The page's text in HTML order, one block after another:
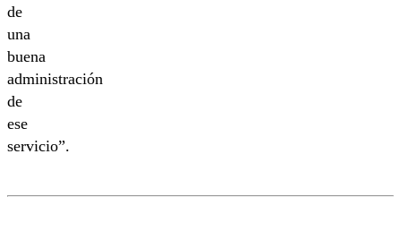
de
una
buena
administración
de
ese
servicio”.